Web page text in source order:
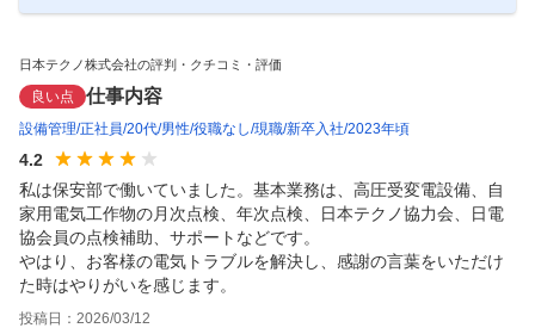
日本テクノ株式会社の評判・クチコミ・評価
良い点 仕事内容
設備管理 正社員 20代 男性 役職なし 現職 新卒入社 2023年頃
4.2
私は保安部で働いていました。基本業務は、高圧受変電設備、自
家用電気工作物の月次点検、年次点検、日本テクノ協力会、日電
協会員の点検補助、サポートなどです。
やはり、お客様の電気トラブルを解決し、感謝の言葉をいただけ
た時はやりがいを感じます。
投稿日： 2026/03/12